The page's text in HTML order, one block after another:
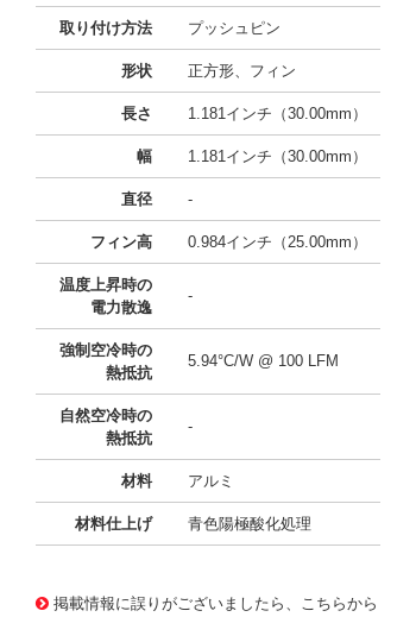
取り付け方法 プッシュピン
形状 正方形、フィン
長さ 1.181インチ（30.00mm）
幅 1.181インチ（30.00mm）
直径 -
フィン高 0.984インチ（25.00mm）
温度上昇時の
電力散逸
-
強制空冷時の
熱抵抗
5.94°C/W @ 100 LFM
自然空冷時の
熱抵抗
-
材料 アルミ
材料仕上げ 青色陽極酸化処理
掲載情報に誤りがございましたら、こちらから